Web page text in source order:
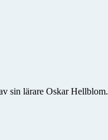
sin lärare Oskar Hellblom.